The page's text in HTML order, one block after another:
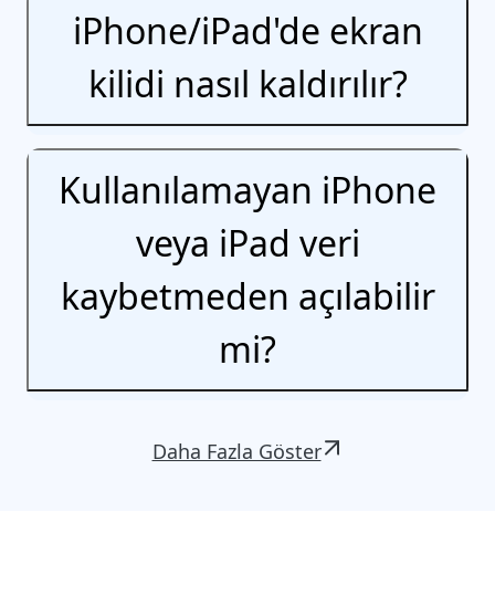
iPhone/iPad'de ekran
kilidi nasıl kaldırılır?
Kullanılamayan iPhone
veya iPad veri
kaybetmeden açılabilir
mi?
Daha Fazla Göster